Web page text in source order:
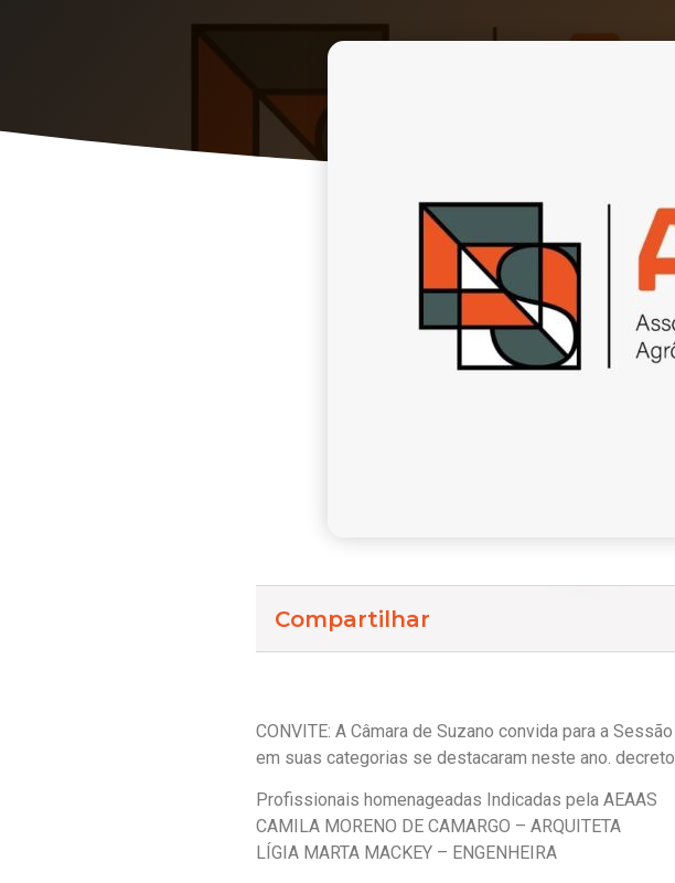
Compartilhar
CONVITE: A Câmara de Suzano convida para a
em suas categorias se destacaram neste ano.
Profissionais homenageadas Indicadas pela AEAAS
CAMILA MORENO DE CAMARGO – ARQUITETA
LÍGIA MARTA MACKEY – ENGENHEIRA